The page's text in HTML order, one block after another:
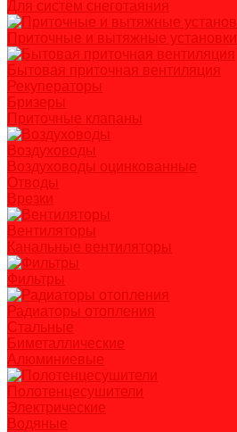
Для систем снеготаяния
Приточные и вытяжные установки
Бытовая приточная вентиляция
Рекуператоры
Бризеры
Приточные клапаны
Воздуховоды
Воздуховоды оцинкованные
Отводы
Врезки
Вентиляторы
Канальные вентиляторы
Фильтры
Радиаторы отопления
Стальные
Биметаллические
Алюминиевые
Полотенцесушители
Электрические
Водяные